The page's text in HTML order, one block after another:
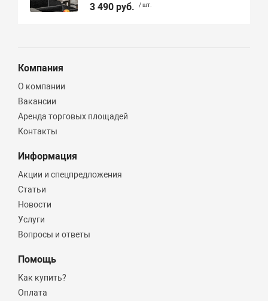
3 490 руб. / шт.
Компания
О компании
Вакансии
Аренда торговых площадей
Контакты
Информация
Акции и спецпредложения
Статьи
Новости
Услуги
Вопросы и ответы
Помощь
Как купить?
Оплата